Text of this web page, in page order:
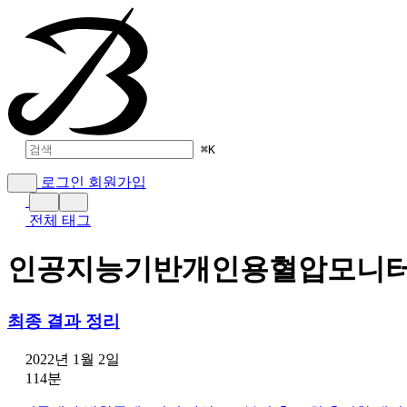
⌘K
로그인 회원가입
전체 태그
인공지능기반개인용혈압모니
최종 결과 정리
2022년 1월 2일
114분